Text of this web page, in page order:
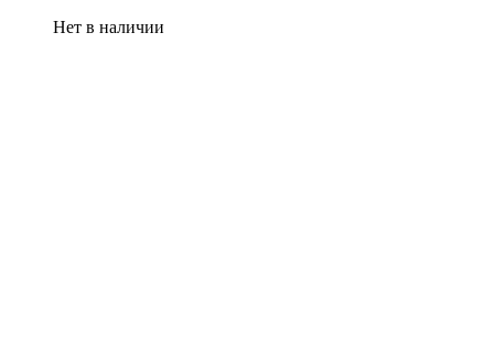
Нет в наличии